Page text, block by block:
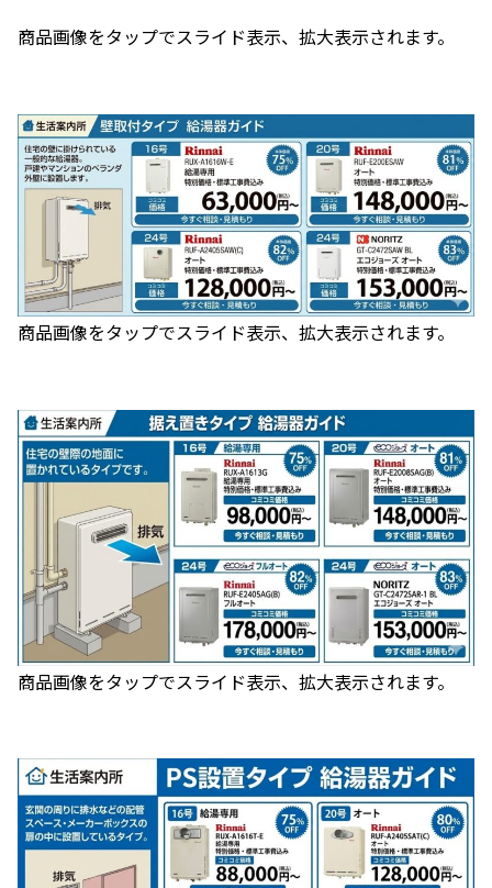
商品画像をタップでスライド表示、拡大表示されます。
商品画像をタップでスライド表示、拡大表示されます。
商品画像をタップでスライド表示、拡大表示されます。